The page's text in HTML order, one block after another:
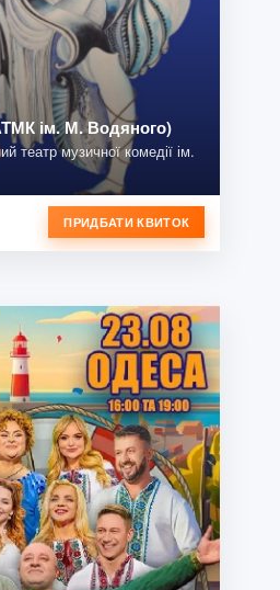
ім. М. Водяного)
театр музичної комедії ім.
ПРИДБАТИ КВИТОК